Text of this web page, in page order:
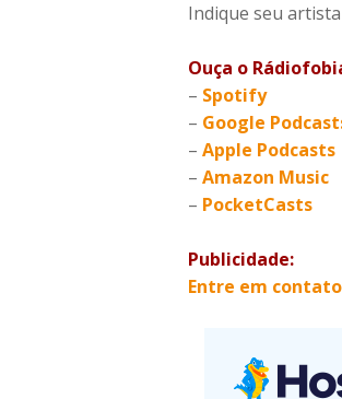
Indique seu
Ouça o
– Spotify
– Google
– Apple Podcasts
– Amazon Music
– PocketCasts
Publicidade:
Entre em contato